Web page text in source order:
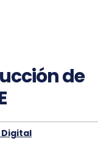
de
Digital